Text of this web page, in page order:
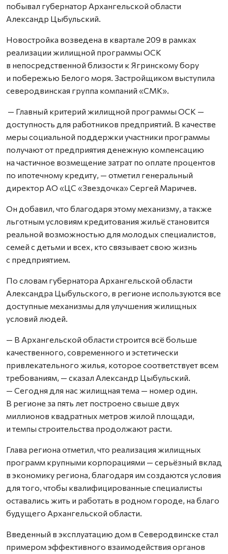
побывал губернатор Архангельской области
Александр Цыбульский.
Новостройка возведена в квартале 209 в рамках
реализации жилищной программы ОСК
в непосредственной близости к Ягринскому бору
и побережью Белого моря. Застройщиком выступила
северодвинская группа компаний «СМК».
— Главный критерий жилищной программы ОСК —
доступность для работников предприятий. В качестве
меры социальной поддержки участники программы
получают от предприятия денежную компенсацию
на частичное возмещение затрат по оплате процентов
по ипотечному кредиту, — отметил генеральный
директор АО «ЦС «Звездочка» Сергей Маричев.
Он добавил, что благодаря этому механизму, а также
льготным условиям кредитования жильё становится
реальной возможностью для молодых специалистов,
семей с детьми и всех, кто связывает свою жизнь
с предприятием.
По словам губернатора Архангельской области
Александра Цыбульского, в регионе используются все
доступные механизмы для улучшения жилищных
условий людей.
— В Архангельской области строится всё больше
качественного, современного и эстетически
привлекательного жилья, которое соответствует всем
требованиям, — сказал Александр Цыбульский.
— Сегодня для нас жилищная тема — номер один.
В регионе за пять лет построено свыше двух
миллионов квадратных метров жилой площади,
и темпы строительства продолжают расти.
Глава региона отметил, что реализация жилищных
программ крупными корпорациями — серьёзный вклад
в экономику региона, благодаря им создаются условия
для того, чтобы квалифицированные специалисты
оставались жить и работать в родном городе, на благо
будущего Архангельской области.
Введенный в эксплуатацию дом в Северодвинске стал
примером эффективного взаимодействия органов